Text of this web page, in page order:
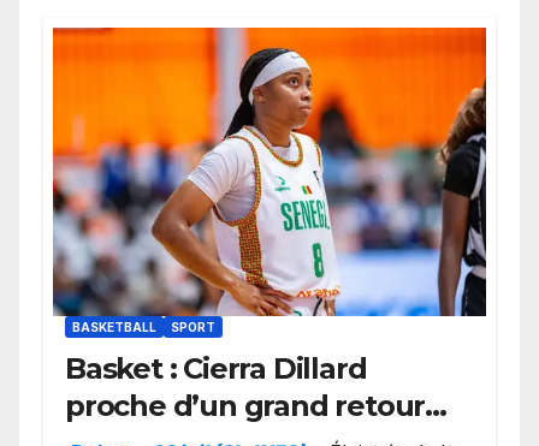
BASKETBALL SPORT
Basket : Cierra Dillard
proche d’un grand retour